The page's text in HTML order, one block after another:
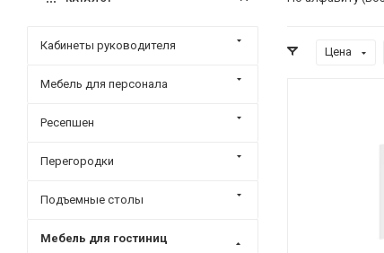
Цена
Кабинеты руководителя
Мебель для персонала
Ресепшен
Перегородки
Подъемные столы
Мебель для гостиниц